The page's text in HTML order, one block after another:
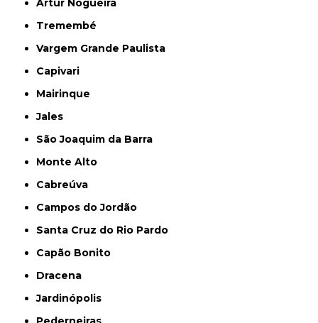
Artur Nogueira
Tremembé
Vargem Grande Paulista
Capivari
Mairinque
Jales
São Joaquim da Barra
Monte Alto
Cabreúva
Campos do Jordão
Santa Cruz do Rio Pardo
Capão Bonito
Dracena
Jardinópolis